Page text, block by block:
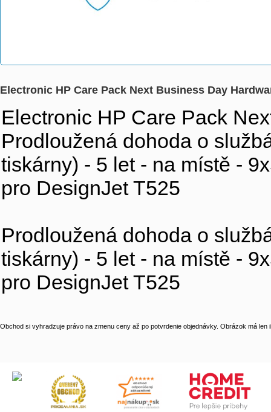
Electronic HP Care Pack Next Business Day
Electronic HP Care Pack
Prodloužená dohoda o
tiskárny) - 5 let - na místě -
pro DesignJet T525
Prodloužená dohoda o
tiskárny) - 5 let - na místě -
pro DesignJet T525
Obchod si vyhradzuje právo na zmenu ceny až po potvrdenie objednávky. Obrázok má len